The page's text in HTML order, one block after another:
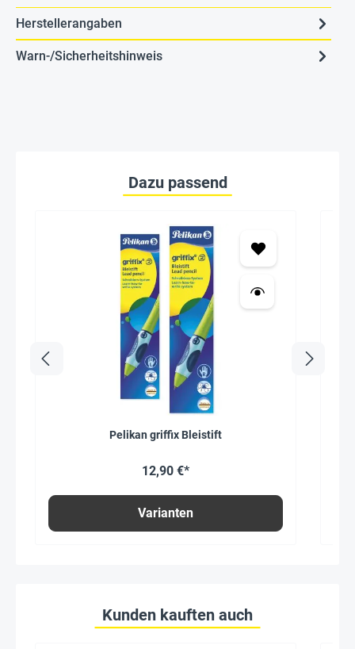
Herstellerangaben
Warn-/Sicherheitshinweis
Dazu passend
Pelikan griffix Bleistift
12,90 €*
Varianten
Kunden kauften auch